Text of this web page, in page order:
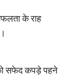
के राह
सफेद कपड़े पहने